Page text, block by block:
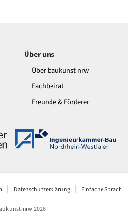
Über uns
Über baukunst-nrw
Fachbeirat
Freunde & Förderer
Datenschutzerklärung Einfache Sprache
nrw2026